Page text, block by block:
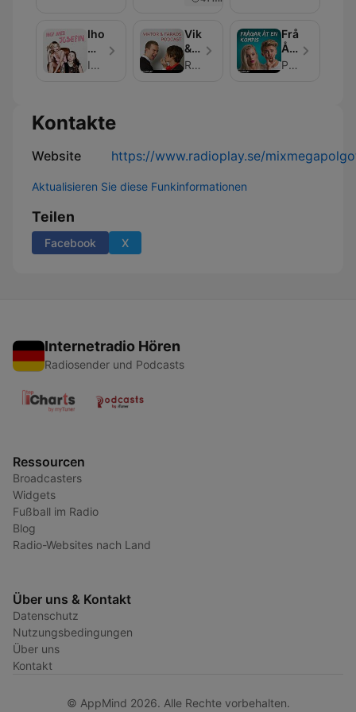
Ihop
Med
Josefin
Ihop Med Josefin
Viktor
&
Faraos
RadioPlay
Frågar
Åt
EnPodplay
Kontakte
Website https://www.radioplay.se/
Aktualisieren Sie diese Funkinformationen
Teilen
Facebook X
Internetradio Hören
Radiosender und Podcasts
Ressourcen
Broadcasters
Widgets
Fußball im Radio
Blog
Radio-Websites nach Land
Über uns & Kontakt
Datenschutz
Nutzungsbedingungen
Über uns
Kontakt
© AppMind 2026. Alle Rechte vorbehalten.